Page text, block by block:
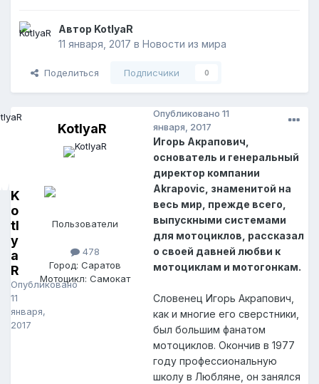
Автор KotlyaR
11 января, 2017 в Новости из мира
Поделиться Подписчики 0
K
o
tl
y
a
R
Опубликовано
11
января,
2017
KotlyaR
Пользователи
478
Город: Саратов
Мотоцикл: Самокат
Опубликовано 11
января, 2017
Игорь Акрапович,
основатель и генеральный
директор компании
Akrapovic, знаменитой на
весь мир, прежде всего,
выпускными системами
для мотоциклов, рассказал
о своей давней любви к
мотоциклам и мотогонкам.
Словенец Игорь Акрапович,
как и многие его сверстники,
был большим фанатом
мотоциклов. Окончив в 1977
году профессиональную
школу в Любляне, он занялся